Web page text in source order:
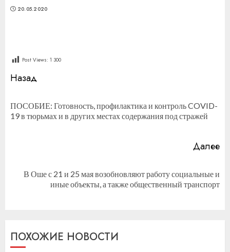
20.05.2020
Post Views: 1 300
Продолжить
Назад
ПОСОБИЕ: Готовность, профилактика и контроль COVID-
19 в тюрьмах и в других местах содержания под стражей
Далее
Следующая
В Оше с 21 и 25 мая возобновляют работу социальные и
иные объекты, а также общественный транспорт
ПОХОЖИЕ НОВОСТИ